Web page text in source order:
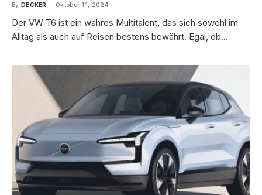
By DECKER Oktober 11, 2024
Der VW T6 ist ein wahres Multitalent, das sich sowohl im
Alltag als auch auf Reisen bestens bewährt. Egal, ob…